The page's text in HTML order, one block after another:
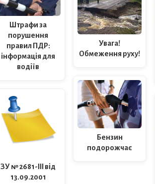
Штрафи за
порушення
правил ПДР:
інформація для
водіїв
ЗУ № 2681-III від
13.09.2001
Увага!
Обмеження руху!
Бензин
подорожчає